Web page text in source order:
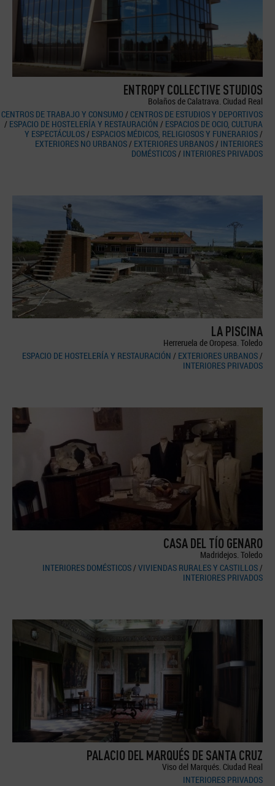
ENTROPY COLLECTIVE STUDIOS
Bolaños de Calatrava. Ciudad Real
CENTROS DE TRABAJO Y CONSUMO / CENTROS DE ESTUDIOS Y DEPORTIVOS
/ ESPACIO DE HOSTELERÍA Y RESTAURACIÓN / ESPACIOS DE OCIO, CULTURA
Y ESPECTÁCULOS/ ESPACIOS MÉDICOS, RELIGIOSOS Y FUNERARIOS/
EXTERIORES NO URBANOS/ EXTERIORES URBANOS/ INTERIORES
DOMÉSTICOS/ INTERIORES PRIVADOS
LA PISCINA
Herreruela de Oropesa. Toledo
ESPACIO DE HOSTELERÍA Y RESTAURACIÓN / EXTERIORES URBANOS/
INTERIORES PRIVADOS
CASA DEL TÍO GENARO
Madridejos. Toledo
INTERIORES DOMÉSTICOS/ VIVIENDAS RURALES Y CASTILLOS/
INTERIORES PRIVADOS
PALACIO DEL MARQUÉS DE SANTA CRUZ
Viso del Marqués. Ciudad Real
INTERIORES PRIVADOS